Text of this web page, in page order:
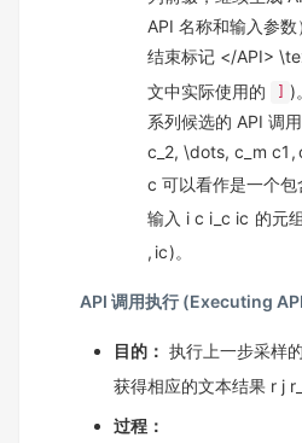
API 名称和输入参
结束标记 </API>
文中实际使用的
)
系列候选的 API 调用
c_2, \dots, c_m c1 ,
c 可以看作是一个包
输入 i c i_c ic 的元组
, ic)。
API 调用执行 (Executing
目的： 执行上一步采样
获得相应的文本结果 r j
过程：